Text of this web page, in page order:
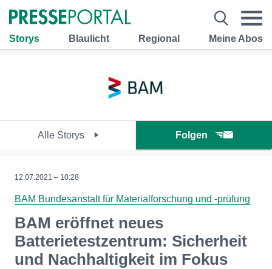
Storys Blaulicht Regional Meine Abos
Alle Storys Folgen
12.07.2021 – 10:28
BAM Bundesanstalt für Materialforschung und -prüfung
BAM eröffnet neues
Batterietestzentrum: Sicherheit
und Nachhaltigkeit im Fokus